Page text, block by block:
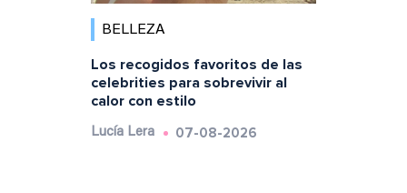
BELLEZA
Los recogidos favoritos de las
celebrities para sobrevivir al
calor con estilo
Lucía Lera 07-08-2026